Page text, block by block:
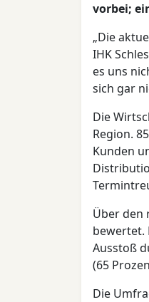
vorbei;
„Die
IHK
es uns
sich gar
Die
Region.
Kunden
Über den
bewertet.
Ausstoß
(65
Die